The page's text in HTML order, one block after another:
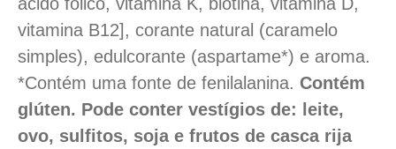
vitamina B12], corante natural (caramelo
simples), edulcorante (aspartame*) e aroma.
*Contém uma fonte de fenilalanina. Contém
glúten. Pode conter vestígios de: leite,
ovo, sulfitos, soja e frutos de casca rija